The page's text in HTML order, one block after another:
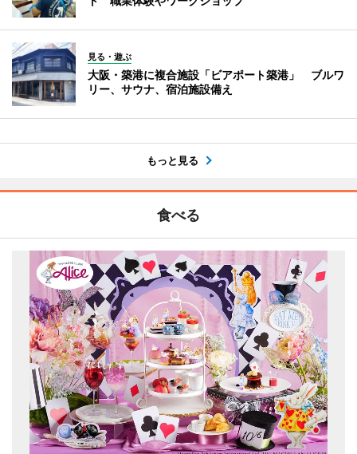
見る・遊ぶ
大阪・築港に複合施設「ビアポート築港」 ブルワ
リー、サウナ、宿泊施設備え
もっと見る
食べる